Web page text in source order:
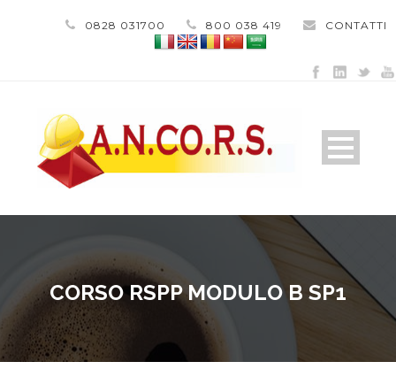
0828 031700 800 038 419 CONTATTI
CORSO RSPP MODULO B SP1